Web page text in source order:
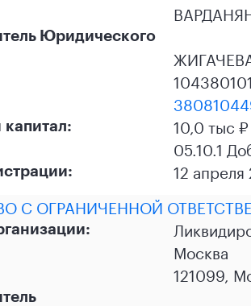
Юридического
10,0 тыс ₽
05.10.1
12
С ОГРАНИЧЕННОЙ
Москва
121099,